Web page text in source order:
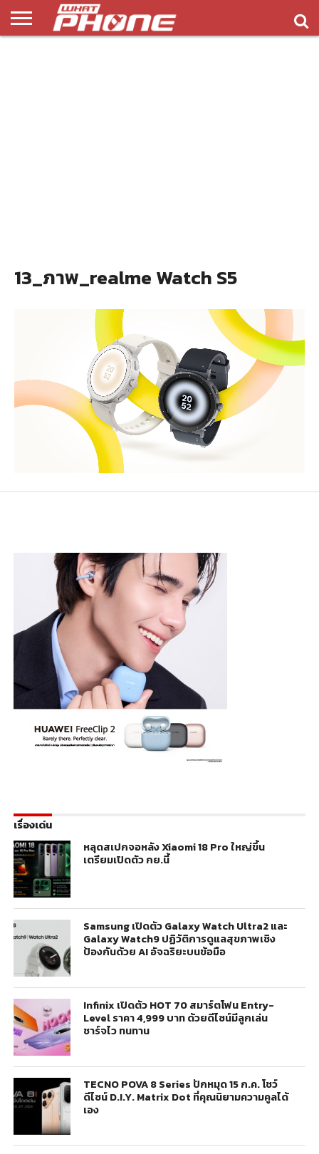
13_ภาพ_realme Watch S5
เรื่องเด่น
หลุดสเปกจอหลัง Xiaomi 18 Pro ใหญ่ขึ้น
เตรียมเปิดตัว กย.นี้
Samsung เปิดตัว Galaxy Watch Ultra2 และ
Galaxy Watch9 ปฏิวัติการดูแลสุขภาพเชิง
ป้องกันด้วย AI อัจฉริยะบนข้อมือ
Infinix เปิดตัว HOT 70 สมาร์ตโฟน Entry-
Level ราคา 4,999 บาท ด้วยดีไซน์มีลูกเล่น
ชาร์จไว ทนทาน
TECNO POVA 8 Series ปักหมุด 15 ก.ค. โชว์
ดีไซน์ D.I.Y. Matrix Dot ที่คุณนิยามความคูลได้
เอง